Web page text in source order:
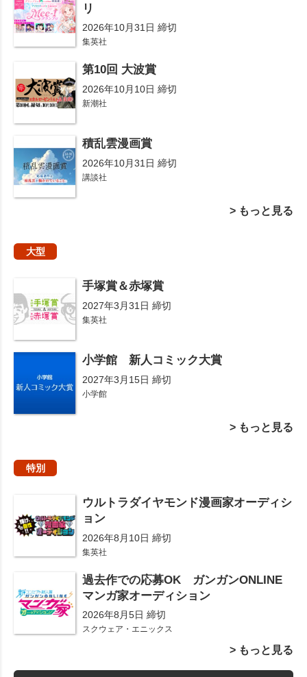
リ
2026年10月31日 締切
集英社
第10回 大波賞
2026年10月10日 締切
新潮社
積乱雲漫画賞
2026年10月31日 締切
講談社
> もっと見る
大型
手塚賞＆赤塚賞
2027年3月31日 締切
集英社
小学館 新人コミック大賞
2027年3月15日 締切
小学館
> もっと見る
特別
ウルトラダイヤモンド漫画家オーディシ
ョン
2026年8月10日 締切
集英社
過去作での応募OK ガンガンONLINE
マンガ家オーディション
2026年8月5日 締切
スクウェア・エニックス
> もっと見る